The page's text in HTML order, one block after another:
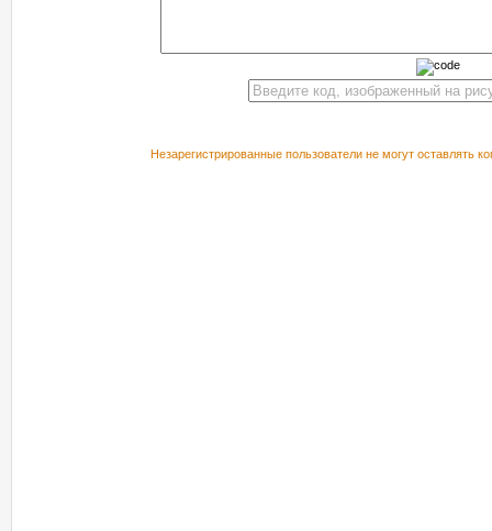
Незарегистрированные пользователи не могут оставлять